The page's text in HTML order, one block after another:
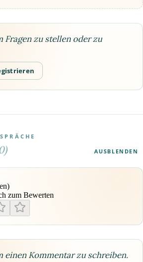
Fragen zu stellen oder zu
AUSBLENDEN
zum Bewerten
einen Kommentar zu schreiben.